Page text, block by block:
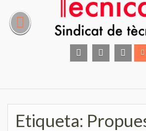
content
Etiqueta: